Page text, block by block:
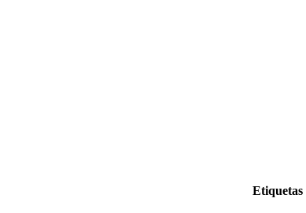
Etiquetas